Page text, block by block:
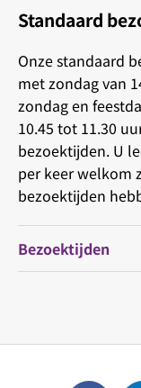
Standaard
Onze standaard
met zondag van
zondag en
10.45 tot 11.30
bezoektijden. U
per keer welkom
bezoektijden
Bezoektijden